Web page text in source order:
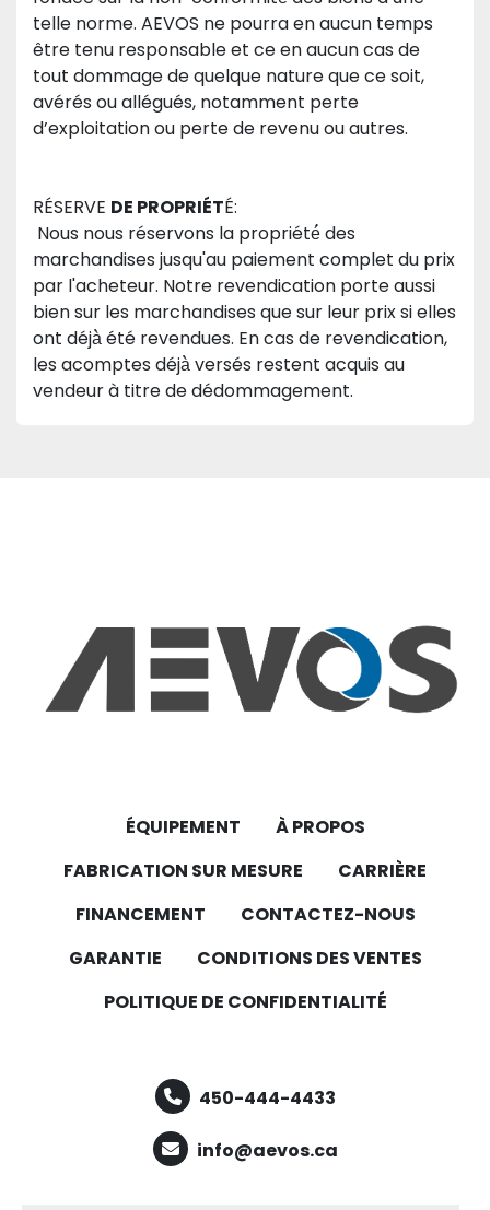
telle norme. AEVOS ne pourra en aucun temps
être tenu responsable et ce en aucun cas de
tout dommage de quelque nature que ce soit,
avérés ou allégués, notamment perte
d’exploitation ou perte de revenu ou autres.
RÉSERVE DE PROPRIÉTÉ:
marchandises jusqu'au paiement complet du prix
par l'acheteur. Notre revendication porte aussi
bien sur les marchandises que sur leur prix si elles
ont déjà̀ été revendues. En cas de revendication,
les acomptes déjà̀ versés restent acquis au
vendeur à titre de dédommagement.
ÉQUIPEMENT
À PROPOS
FABRICATION SUR MESURE
CARRIÈRE
FINANCEMENT
CONTACTEZ-NOUS
GARANTIE
CONDITIONS DES VENTES
POLITIQUE DE CONFIDENTIALITÉ
450-444-4433
info@aevos.ca